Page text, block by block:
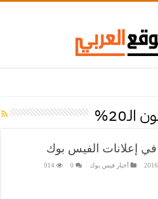
الـ20%
أخبار فيس بوك 0
914